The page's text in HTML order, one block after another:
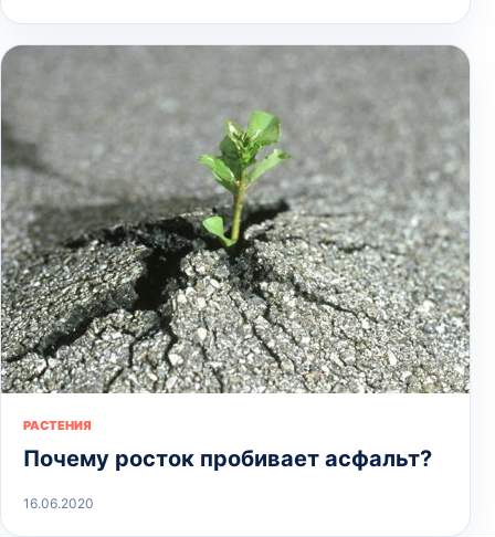
РАСТЕНИЯ
Почему росток пробивает асфальт?
16.06.2020